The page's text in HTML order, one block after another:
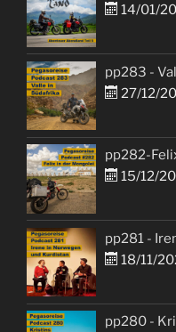
14/01/
pp283 -
27/12/
pp282-
15/12/
pp281 -
18/11/
pp280 -